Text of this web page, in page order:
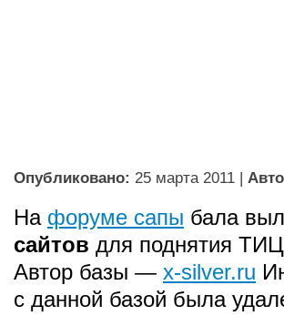
Опубликовано: 25 марта 2011 |
На форуме сапы бала
сайтов для поднятия
Автор базы — x-silver.ru
с данной базой была